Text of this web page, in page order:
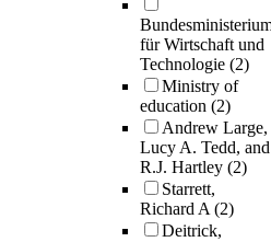
für Wirtschaft und
Technologie (2)
Ministry of
education (2)
Andrew Large,
Lucy A. Tedd, and
R.J. Hartley (2)
Starrett,
Richard A(2)
Deitrick,